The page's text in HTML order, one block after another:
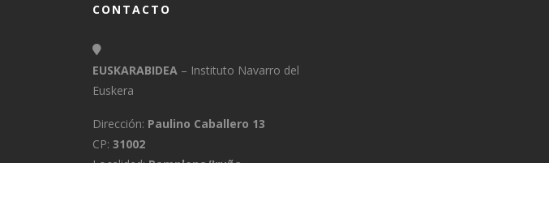
CONTACTO
EUSKARABIDEA – Instituto Navarro del
Euskera
Dirección: Paulino Caballero 13
CP: 31002
Localidad:Pamplona/Iruña